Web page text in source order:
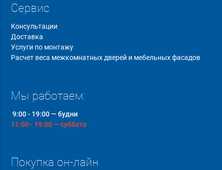
Сервис
Консультации
Доставка
Услуги по монтажу
Расчет веса межкомнатных дверей и мебельных фасадов
Мы работаем:
9:00 - 19:00 — будни
11:00 - 19:00 — суббота
Покупка он-лайн